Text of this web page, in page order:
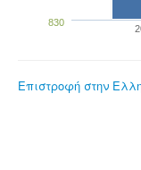
830
Επιστροφή στην